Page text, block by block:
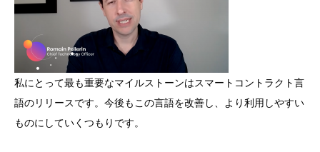
私にとって最も重要なマイルストーンはスマートコントラクト言
語のリリースです。今後もこの言語を改善し、より利用しやすい
ものにしていくつもりです。